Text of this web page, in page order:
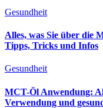
Gesundheit
Alles, was Sie über die
Tipps, Tricks und Infos
Gesundheit
MCT-Öl Anwendung:
Verwendung und